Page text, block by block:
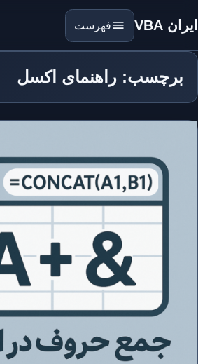
ایران VBA فهرست
برچسب: راهنمای اکسل